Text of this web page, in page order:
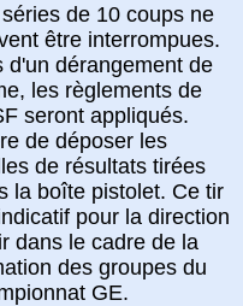
de 10 coups ne
être interrompues.
d'un dérangement de
les règlements de
seront appliqués.
de déposer les
de résultats tirées
la boîte pistolet. Ce tir
pour la direction
dans le cadre de la
des groupes du
GE.